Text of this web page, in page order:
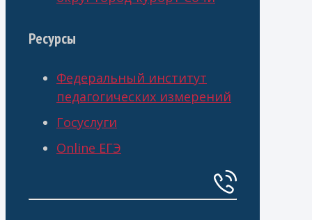
Ресурсы
Федеральный институт
педагогических измерений
Госуслуги
Online ЕГЭ